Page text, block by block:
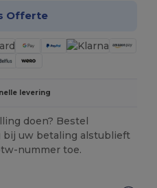
Offerte
levering
doen? Bestel
bij uw betaling alstublieft
nummer toe.